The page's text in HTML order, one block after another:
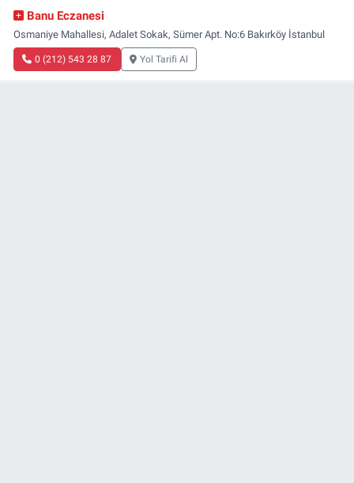
Banu Eczanesi
Osmaniye Mahallesi, Adalet Sokak, Sümer Apt. No:6 Bakırköy İstanbul
0 (212) 543 28 87 Yol Tarifi Al